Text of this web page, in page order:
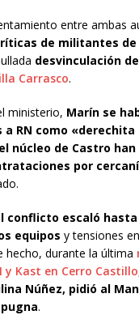
entre ambas
de militantes de
desvinculación de
Carrasco.
ministerio, Marín se
a RN como «derechita
núcleo de Castro han
por
conflicto escaló
equipos y tensiones
hecho, durante la última
y Kast en Cerro Castillo
Núñez, pidió al
.